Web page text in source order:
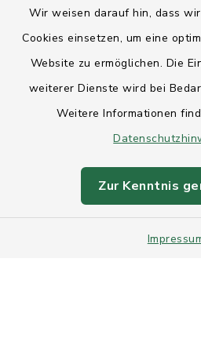
Wir weisen darauf hin, dass
Cookies einsetzen, um eine
Website zu ermöglichen. Die
weiterer Dienste wird bei
Weitere Informationen
Zur Kenntnis